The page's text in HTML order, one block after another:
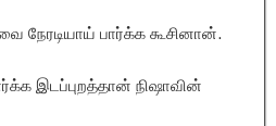
நேரடியாய் பார்க்க கூசினான்.
இடப்புறத்தான் நிஷாவின்